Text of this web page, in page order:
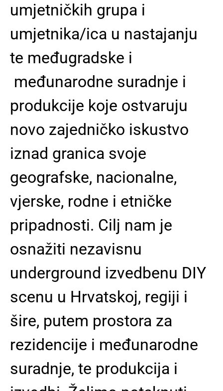
umjetničkih grupa i
umjetnika/ica u nastajanju
te međugradske i
međunarodne suradnje i
produkcije koje ostvaruju
novo zajedničko iskustvo
iznad granica svoje
geografske, nacionalne,
vjerske, rodne i etničke
pripadnosti. Cilj nam je
osnažiti nezavisnu
underground izvedbenu DIY
scenu u Hrvatskoj, regiji i
šire, putem prostora za
rezidencije i međunarodne
suradnje, te produkcija i